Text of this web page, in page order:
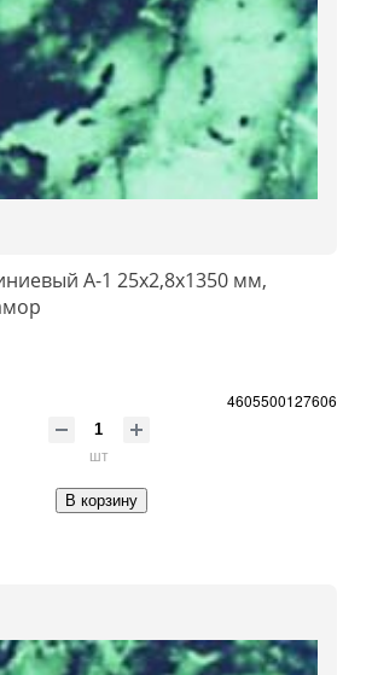
мм,
4605500127606
шт
В корзину